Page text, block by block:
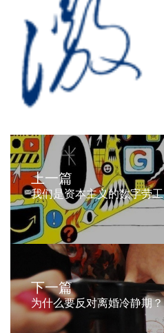
上一篇
我们是资本主义的数字劳工
下一篇
为什么要反对离婚冷静期？